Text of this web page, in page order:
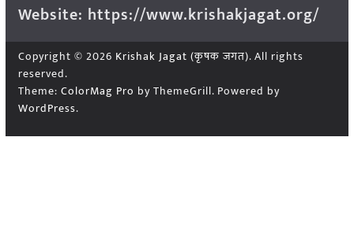
Website: https://www.krishakjagat.org/
Copyright © 2026 Krishak Jagat (कृषक जगत). All rights
reserved.
Theme: ColorMag Pro by ThemeGrill. Powered by
WordPress.